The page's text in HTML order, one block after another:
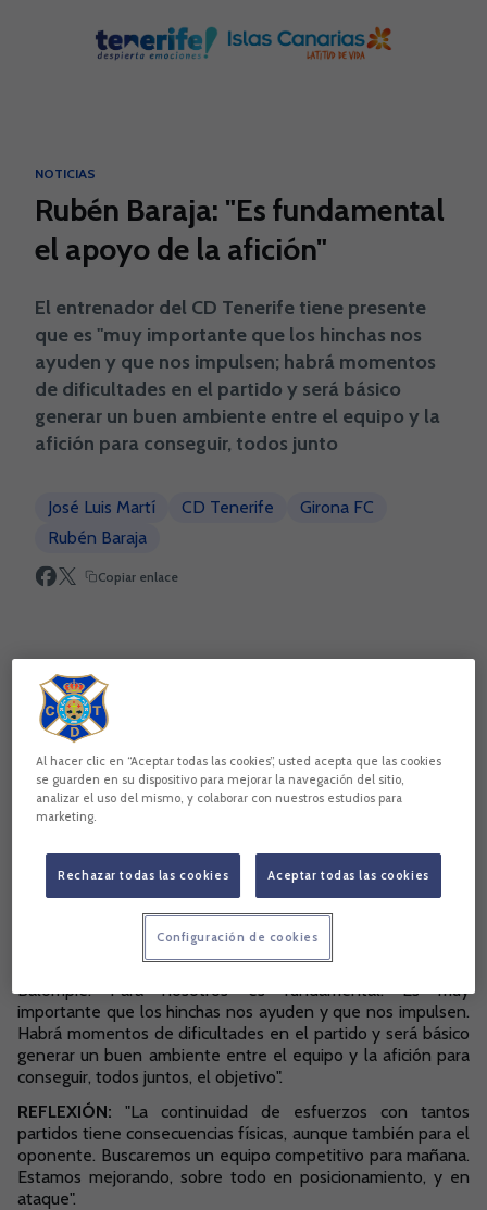
NOTICIAS
Rubén Baraja: "Es fundamental
el apoyo de la afición"
El entrenador del CD Tenerife tiene presente
que es "muy importante que los hinchas nos
ayuden y que nos impulsen; habrá momentos
de dificultades en el partido y será básico
generar un buen ambiente entre el equipo y la
afición para conseguir, todos junto
José Luis Martí CD Tenerife
Girona FC
Rubén Baraja
Copiar enlace
PARTIDO A PARTIDO:"Ahora mismo no pienso en el derbi,
solo en el Girona. Sé que es un partido especial, pero ya
habrá tiempo de pensar en él. Ahora necesitamos el apoyo
de nuestra afición como se demostró ante el Albacete
Balompié. Para nosotros es fundamental. Es muy
importante que los hinchas nos ayuden y que nos impulsen.
Habrá momentos de dificultades en el partido y será básico
generar un buen ambiente entre el equipo y la afición para
conseguir, todos juntos, el objetivo".
REFLEXIÓN: "La continuidad de esfuerzos con tantos
partidos tiene consecuencias físicas, aunque también para el
oponente. Buscaremos un equipo competitivo para mañana.
Estamos mejorando, sobre todo en posicionamiento, y en
ataque".
Al hacer clic en “Aceptar todas las cookies”, usted acepta que las cookies
se guarden en su dispositivo para mejorar la navegación del sitio,
analizar el uso del mismo, y colaborar con nuestros estudios para
marketing.
Rechazar todas las cookies Aceptar todas las cookies
Configuración de cookies